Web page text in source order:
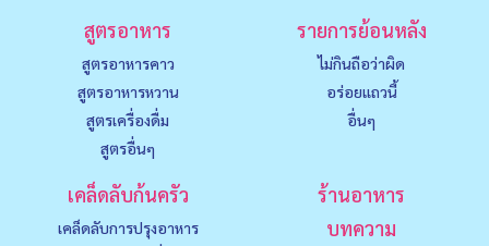
สูตรอาหาร
สูตรอาหารคาว
สูตรอาหารหวาน
สูตรเครื่องดื่ม
สูตรอื่นๆ
รายการย้อนหลัง
ไม่กินถือว่าผิด
อร่อยแถวนี้
อื่นๆ
เคล็ดลับก้นครัว
เคล็ดลับการปรุงอาหาร
ร้านอาหาร
บทความ